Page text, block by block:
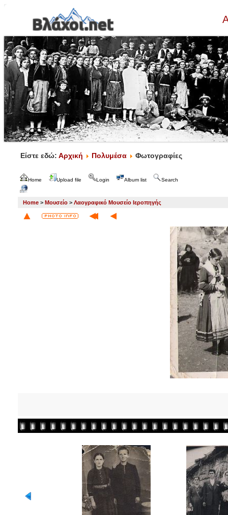
Είστε εδώ: Αρχική Πολυμέσα Φωτογραφίες
Home Upload file Login Album list Search
Home > Μουσείο > Λαογραφικό Μουσείο Ιεροπηγής